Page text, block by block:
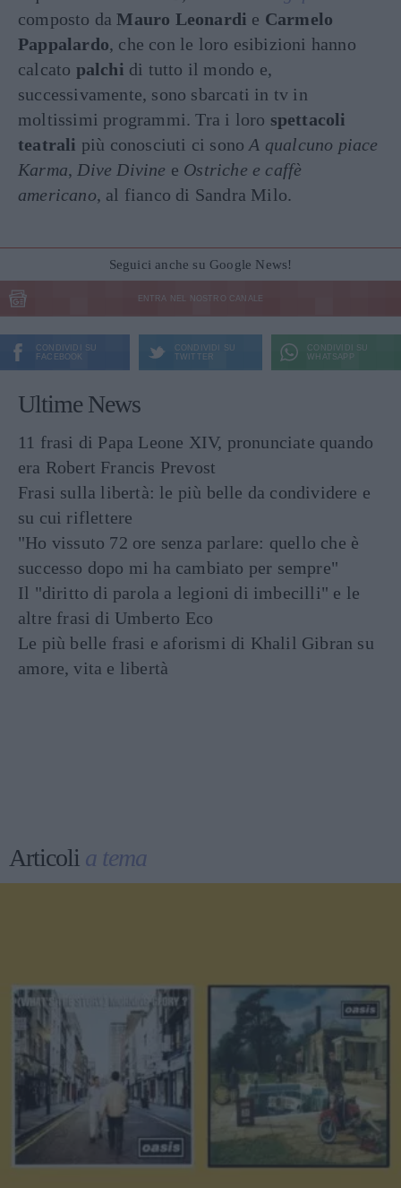
composto daMauro Leonardi e Carmelo
Pappalardo, che con le loro esibizioni hanno
calcato palchi di tutto il mondo e,
successivamente, sono sbarcati in tv in
moltissimi programmi. Tra i loro spettacoli
teatrali più conosciuti ci sonoA qualcuno piace
Karma, Dive Divine e Ostriche e caffè
americano, al fianco di Sandra Milo.
Seguici anche su Google News!
ENTRA NEL NOSTRO CANALE
CONDIVIDI SU
FACEBOOK
CONDIVIDI SU
TWITTER
CONDIVIDI SU
WHATSAPP
Ultime News
11 frasi di Papa Leone XIV, pronunciate quando
era Robert Francis Prevost
Frasi sulla libertà: le più belle da condividere e
su cui riflettere
"Ho vissuto 72 ore senza parlare: quello che è
successo dopo mi ha cambiato per sempre"
Il "diritto di parola a legioni di imbecilli" e le
altre frasi di Umberto Eco
Le più belle frasi e aforismi di Khalil Gibran su
amore, vita e libertà
Articoli a tema